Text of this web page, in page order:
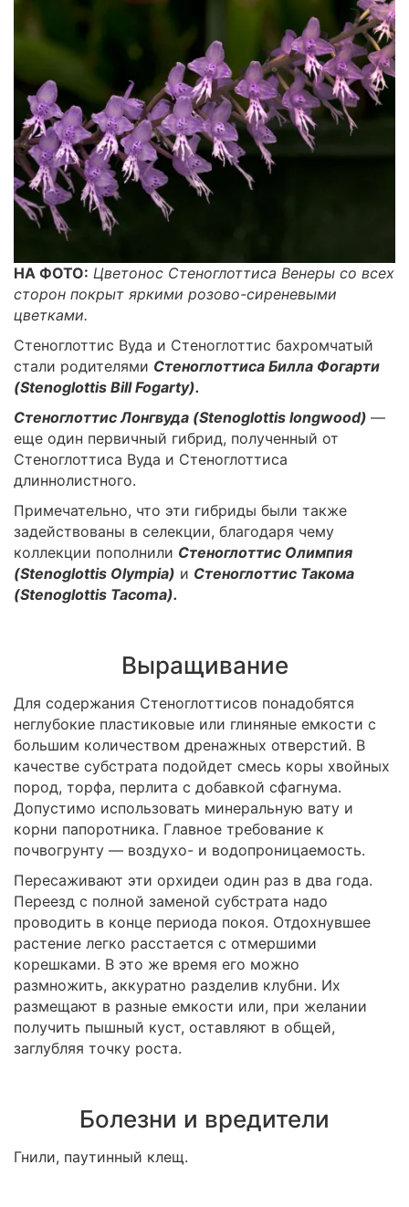
НА ФОТО: Цветонос Стеноглоттиса Венеры со всех
сторон покрыт яркими розово-сиреневыми
цветками.
Стеноглоттис Вуда и Стеноглоттис бахромчатый
стали родителями Стеноглоттиса Билла Фогарти
(Stenoglottis Bill Fogarty).
Стеноглоттис Лонгвуда (Stenoglottis longwood) —
еще один первичный гибрид, полученный от
Стеноглоттиса Вуда и Стеноглоттиса
длиннолистного.
Примечательно, что эти гибриды были также
задействованы в селекции, благодаря чему
коллекции пополнили Стеноглоттис Олимпия
(Stenoglottis Olympia) и Стеноглоттис Такома
(Stenoglottis Tacoma).
Выращивание
Для содержания Стеноглоттисов понадобятся
неглубокие пластиковые или глиняные емкости с
большим количеством дренажных отверстий. В
качестве субстрата подойдет смесь коры хвойных
пород, торфа, перлита с добавкой сфагнума.
Допустимо использовать минеральную вату и
корни папоротника. Главное требование к
почвогрунту — воздухо- и водопроницаемость.
Пересаживают эти орхидеи один раз в два года.
Переезд с полной заменой субстрата надо
проводить в конце периода покоя. Отдохнувшее
растение легко расстается с отмершими
корешками. В это же время его можно
размножить, аккуратно разделив клубни. Их
размещают в разные емкости или, при желании
получить пышный куст, оставляют в общей,
заглубляя точку роста.
Болезни и вредители
Гнили, паутинный клещ.